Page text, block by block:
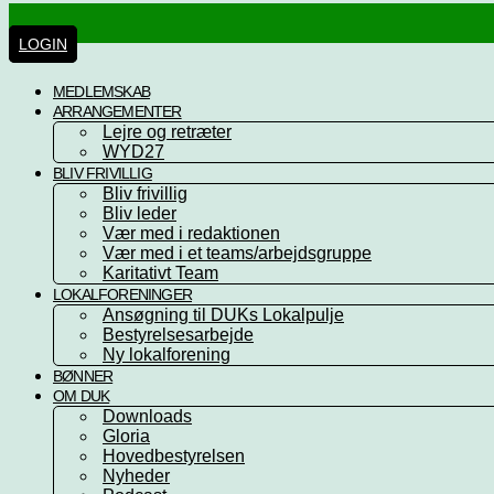
til
indhold
LOGIN
MEDLEMSKAB
ARRANGEMENTER
Lejre og retræter
WYD27
BLIV FRIVILLIG
Bliv frivillig
Bliv leder
Vær med i redaktionen
Vær med i et teams/arbejdsgruppe
Karitativt Team
LOKALFORENINGER
Ansøgning til DUKs Lokalpulje
Bestyrelsesarbejde
Ny lokalforening
BØNNER
OM DUK
Downloads
Gloria
Hovedbestyrelsen
Nyheder